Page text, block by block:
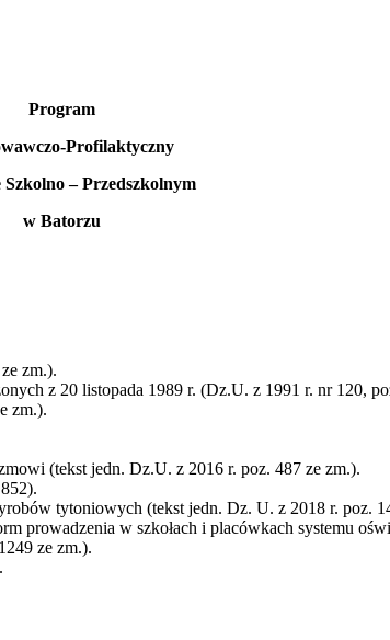
Program
Profilaktyczny
Szkolno – Przedszkolnym
w Batorzu
zm.).
z 20 listopada 1989 r. (Dz.U. z 1991 r. nr 120,
zm.).
(tekst jedn. Dz.U. z 2016 r. poz. 487 ze zm.).
tytoniowych (tekst jedn. Dz. U. z 2018 r. poz.
prowadzenia w szkołach i placówkach systemu
ze zm.).